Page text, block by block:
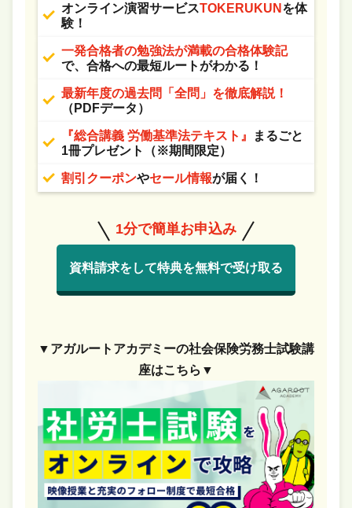
オンライン演習サービスTOKERUKUN を体
験！
一発合格者の勉強法が満載の合格体験記
で、合格への最短ルートがわかる！
最新年度の過去問「全問」を徹底解説！
（PDFデータ）
『総合講義 労働基準法テキスト』
まるごと
1冊プレゼント（※期間限定）
割引クーポンやセール情報が届く！
1分で簡単お申込み
資料請求をして特典を無料で受け取る
▼アガルートアカデミーの社会保険労務士試験講
座はこちら▼